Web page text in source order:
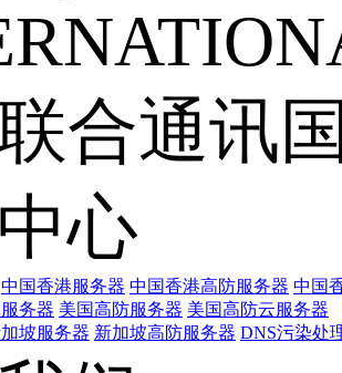
合通讯
心
中国香港服务器 中国香港高防服务器 中国
务器 美国高防服务器 美国高防云服务器
坡服务器 新加坡高防服务器 DNS污染处